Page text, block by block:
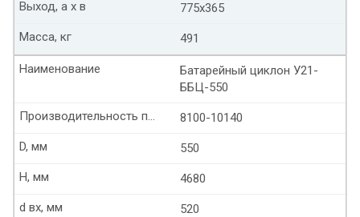
775х365
Выход, а х в
491
Масса, кг
Батарейный циклон У21-
ББЦ-550
Наименование
8100-10140
Производительность по воздуху м3/ч
550
D, мм
4680
Н, мм
520
d вх, мм